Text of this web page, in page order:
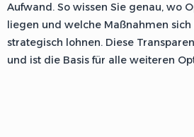
Aufwand. So wissen Sie genau, wo
liegen und welche Maßnahmen
strategisch lohnen. Diese
und ist die Basis für alle weiteren